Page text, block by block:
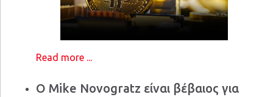
Read more ...
Ο Mike Novogratz είναι βέβαιος για